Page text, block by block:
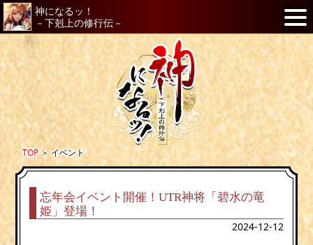
神になるッ！
－下剋上の修行伝－
TOP＞イベント
忘年会イベント開催！UTR神将「碧水の竜
姫」登場！
2024-12-12